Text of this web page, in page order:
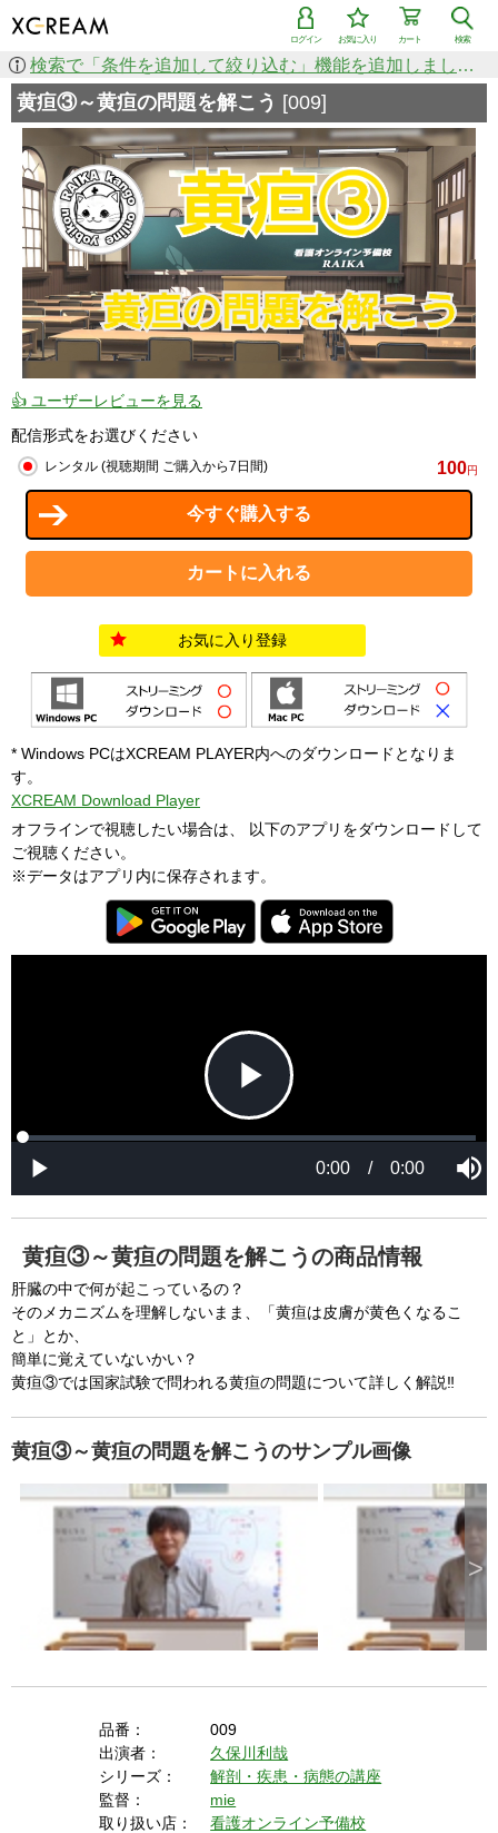
検索
カート
お気に入り
ログイン
検索で「条件を追加して絞り込む」機能を追加しました！
黄疸③～黄疸の問題を解こう [009]
👍 ユーザーレビューを見る
配信形式をお選びください
レンタル (視聴期間 ご購入から7日間) 100円
お気に入り登録
* Windows PCはXCREAM PLAYER内へのダウンロードとなりま
す。
XCREAM Download Player
オフラインで視聴したい場合は、 以下のアプリをダウンロードして
ご視聴ください。
※データはアプリ内に保存されます。
P
l
y
V
i
d
o
a
L
d
0
P
e
s
%
0:00 / 0:00
M
t
黄疸③～黄疸の問題を解こうの商品情報
肝臓の中で何が起こっているの？
そのメカニズムを理解しないまま、「黄疸は皮膚が黄色くなるこ
と」とか、
簡単に覚えていないかい？
黄疸③では国家試験で問われる黄疸の問題について詳しく解説‼
黄疸③～黄疸の問題を解こうのサンプル画像
>
品番：
009
出演者：
久保川利哉
シリーズ：
解剖・疾患・病態の講座
監督：
mie
取り扱い店：
看護オンライン予備校